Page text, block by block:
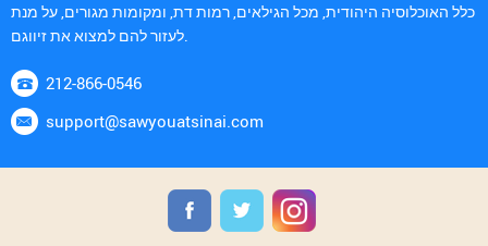
כלל האוכלוסיה היהודית, מכל הגילאים, רמות דת, ומקומות מגורים, על מנת
לעזור להם למצוא את זיווגם.
212-866-0546
support@sawyouatsinai.com